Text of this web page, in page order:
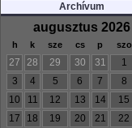
Archívum
augusztus 2026
h k sze cs p szo
27 28 29 30 31 1
3
4 5 6 7 8
10
11 12 13 14 15
17
18 19 20 21 22